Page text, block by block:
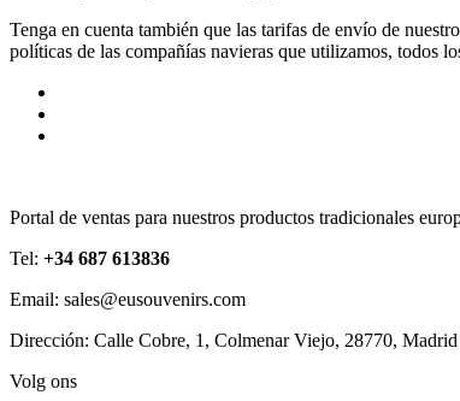
Tenga en cuenta también que las tarifas de envío de
políticas de las compañías navieras que utilizamos, todos
Portal de ventas para nuestros productos tradicionales
Tel: +34 687 613836
Email: sales@eusouvenirs.com
Dirección: Calle Cobre, 1, Colmenar Viejo, 28770, Madrid
Volg ons